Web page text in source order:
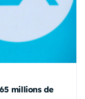
millions de